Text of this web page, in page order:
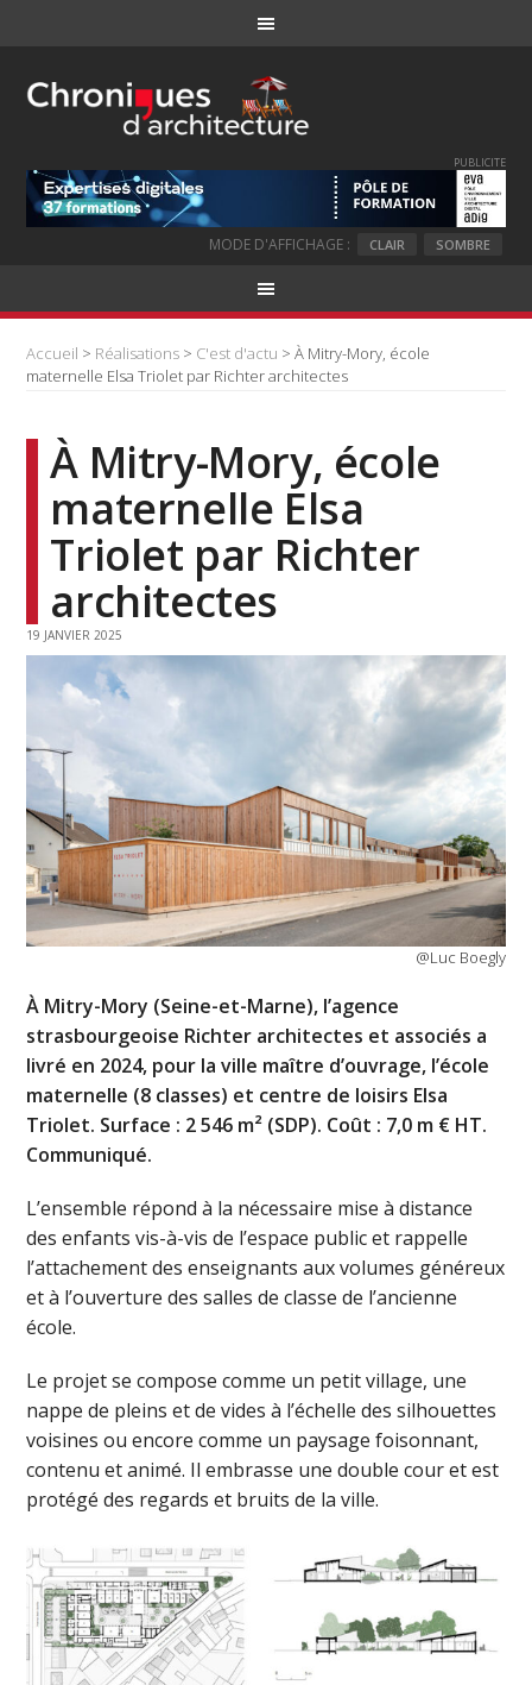
PUBLICITE
MODE D'AFFICHAGE : CLAIR SOMBRE
Accueil > Réalisations > C'est d'actu > À Mitry-Mory, école
maternelle Elsa Triolet par Richter architectes
À Mitry-Mory, école
maternelle Elsa
Triolet par Richter
architectes
19 JANVIER 2025
@Luc Boegly
À Mitry-Mory (Seine-et-Marne), l’agence
strasbourgeoise Richter architectes et associés a
livré en 2024, pour la ville maître d’ouvrage, l’école
maternelle (8 classes) et centre de loisirs Elsa
Triolet. Surface : 2 546 m² (SDP). Coût : 7,0 m € HT.
Communiqué.
L’ensemble répond à la nécessaire mise à distance
des enfants vis-à-vis de l’espace public et rappelle
l’attachement des enseignants aux volumes généreux
et à l’ouverture des salles de classe de l’ancienne
école.
Le projet se compose comme un petit village, une
nappe de pleins et de vides à l’échelle des silhouettes
voisines ou encore comme un paysage foisonnant,
contenu et animé. Il embrasse une double cour et est
protégé des regards et bruits de la ville.